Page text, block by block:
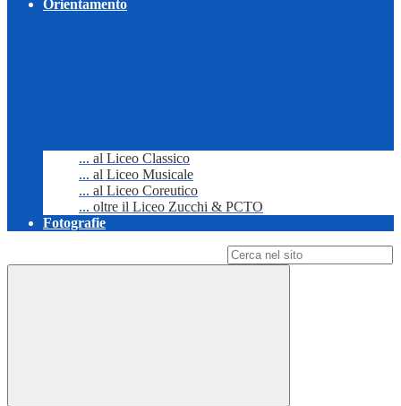
Orientamento
... al Liceo Classico
... al Liceo Musicale
... al Liceo Coreutico
... oltre il Liceo Zucchi & PCTO
Fotografie